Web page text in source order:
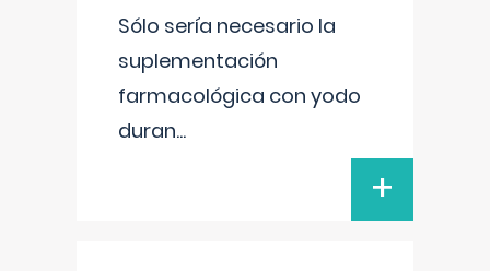
Sólo sería necesario la
suplementación
farmacológica con yodo
duran...
+